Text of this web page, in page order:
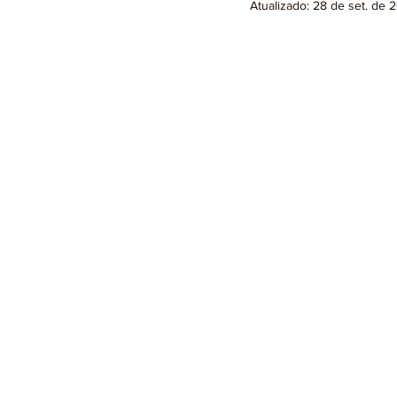
Atualizado: 28 de set. de